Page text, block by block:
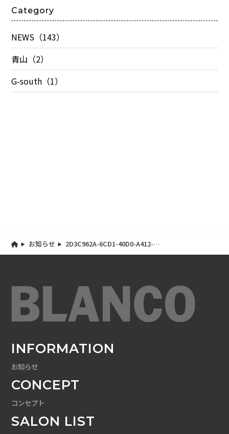
Category
NEWS（143）
青山（2）
G-south（1）
お知らせ
2D3C962A-6CD1-40D0-A412-
A62B119B030E
INFORMATION
お知らせ
CONCEPT
コンセプト
SALON LIST